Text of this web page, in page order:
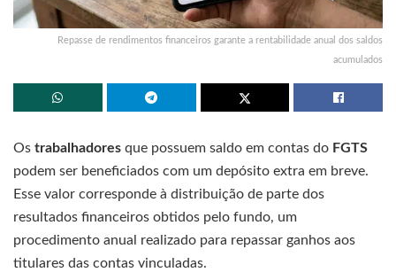
Repasse de rendimentos financeiros garante a rentabilidade anual dos saldos
acumulados
Os trabalhadores que possuem saldo em contas do FGTS
podem ser beneficiados com um depósito extra em breve.
Esse valor corresponde à distribuição de parte dos
resultados financeiros obtidos pelo fundo, um
procedimento anual realizado para repassar ganhos aos
titulares das contas vinculadas.